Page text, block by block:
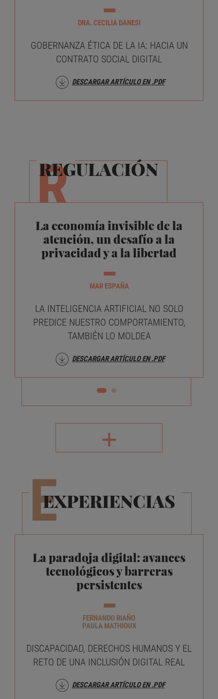
DRA. CECILIA DANESI
GOBERNANZA ÉTICA DE LA IA: HACIA UN
CONTRATO SOCIAL DIGITAL
DESCARGAR ARTÍCULO EN .PDF
R
REGULACIÓN
La economía invisible de la
atención, un desafío a la
privacidad y a la libertad
MAR ESPAÑA
LA INTELIGENCIA ARTIFICIAL NO SOLO
PREDICE NUESTRO COMPORTAMIENTO,
TAMBIÉN LO MOLDEA
DESCARGAR ARTÍCULO EN .PDF
+
E
EXPERIENCIAS
La paradoja digital: avances
tecnológicos y barreras
persistentes
FERNANDO RIAÑO
PAULA MATHIOUX
DISCAPACIDAD, DERECHOS HUMANOS Y EL
RETO DE UNA INCLUSIÓN DIGITAL REAL
DESCARGAR ARTÍCULO EN .PDF